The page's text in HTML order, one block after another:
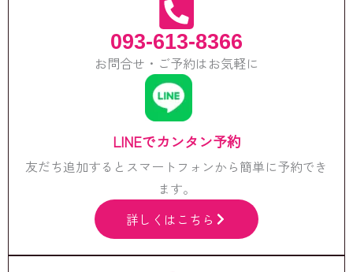
093-613-8366
お問合せ・ご予約はお気軽に
LINEでカンタン予約
友だち追加するとスマートフォンから簡単に予約でき
ます。
詳しくはこちら